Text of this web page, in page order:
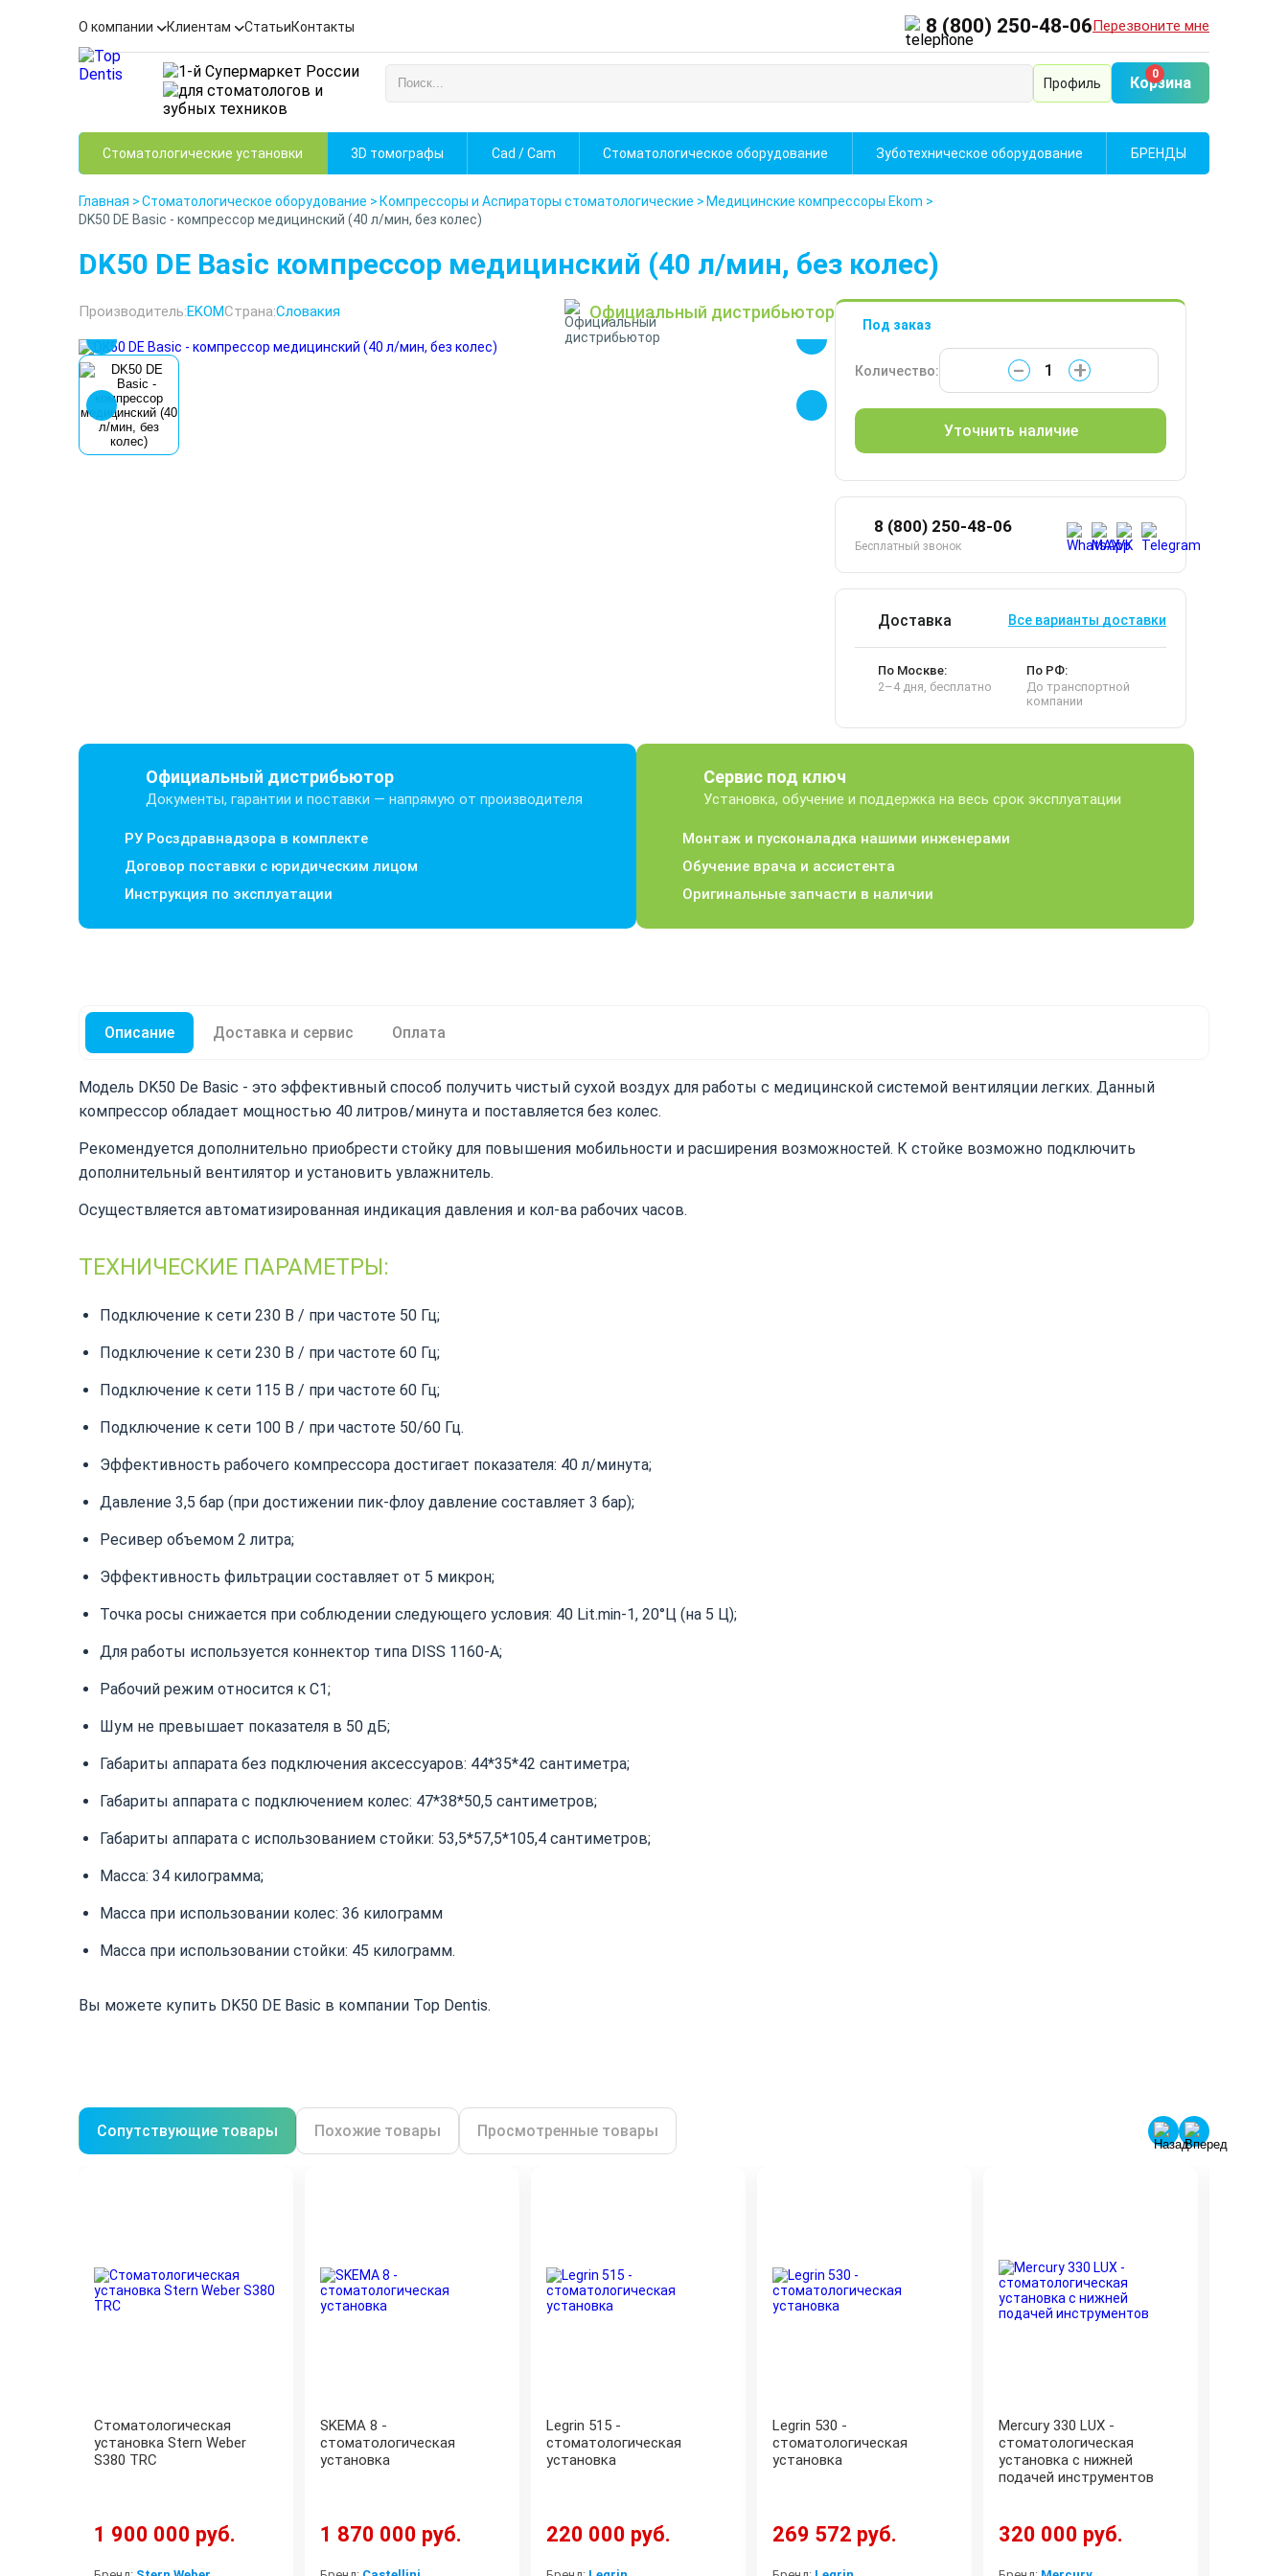
О компании Клиентам СтатьиКонтакты 8 (800) 250-48-06Перезвоните мне
Профиль
0
Корзина
Стоматологические установки 3D томографы Cad / Cam Стоматологическое оборудование Зуботехническое оборудование БРЕНДЫ
Главная >Стоматологическое оборудование > Компрессоры и Аспираторы стоматологические > Медицинские компрессоры Ekom >
DK50 DE Basic - компрессор медицинский (40 л/мин, без колес)
DK50 DE Basic компрессор медицинский (40 л/мин, без колес)
Производитель:EKOMСтрана:Словакия Официальный дистрибьютор
Под заказ
Количество: − +
Уточнить наличие
8 (800) 250-48-06
Бесплатный звонок
Доставка Все варианты доставки
По Москве:
2–4 дня, бесплатно
По РФ:
До транспортной
компании
Официальный дистрибьютор
Документы, гарантии и поставки — напрямую от производителя
РУ Росздравнадзора в комплекте
Договор поставки с юридическим лицом
Инструкция по эксплуатации
Сервис под ключ
Установка, обучение и поддержка на весь срок эксплуатации
Монтаж и пусконаладка нашими инженерами
Обучение врача и ассистента
Оригинальные запчасти в наличии
Описание Доставка и сервис Оплата
Модель DK50 De Basic - это эффективный способ получить чистый сухой воздух для работы с медицинской системой вентиляции легких. Данный
компрессор обладает мощностью 40 литров/минута и поставляется без колес.
Рекомендуется дополнительно приобрести стойку для повышения мобильности и расширения возможностей. К стойке возможно подключить
дополнительный вентилятор и установить увлажнитель.
Осуществляется автоматизированная индикация давления и кол-ва рабочих часов.
ТЕХНИЧЕСКИЕ ПАРАМЕТРЫ:
Подключение к сети 230 В / при частоте 50 Гц;
Подключение к сети 230 В / при частоте 60 Гц;
Подключение к сети 115 В / при частоте 60 Гц;
Подключение к сети 100 В / при частоте 50/60 Гц.
Эффективность рабочего компрессора достигает показателя: 40 л/минута;
Давление 3,5 бар (при достижении пик-флоу давление составляет 3 бар);
Ресивер объемом 2 литра;
Эффективность фильтрации составляет от 5 микрон;
Точка росы снижается при соблюдении следующего условия: 40 Lit.min-1, 20°Ц (на 5 Ц);
Для работы используется коннектор типа DISS 1160-A;
Рабочий режим относится к C1;
Шум не превышает показателя в 50 дБ;
Габариты аппарата без подключения аксессуаров: 44*35*42 сантиметра;
Габариты аппарата с подключением колес: 47*38*50,5 сантиметров;
Габариты аппарата с использованием стойки: 53,5*57,5*105,4 сантиметров;
Масса: 34 килограмма;
Масса при использовании колес: 36 килограмм
Масса при использовании стойки: 45 килограмм.
Вы можете купить DK50 DE Basic в компании Top Dentis.
Сопутствующие товары Похожие товары Просмотренные товары
Стоматологическая
установка Stern Weber
S380 TRC
1 900 000 руб.
SKEMA 8 -
стоматологическая
установка
1 870 000 руб.
Legrin 515 -
стоматологическая
установка
220 000 руб.
Legrin 530 -
стоматологическая
установка
269 572 руб.
Mercury 330 LUX -
стоматологическая
установка с нижней
подачей инструментов
320 000 руб.